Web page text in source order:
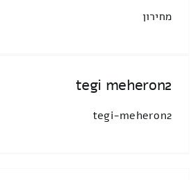
מחירון
tegi meheron2
tegi-meheron2